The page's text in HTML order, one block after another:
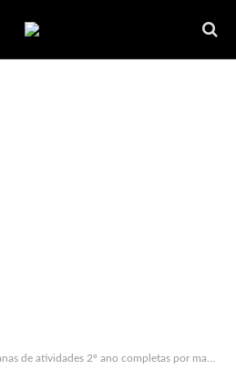
2º ano completas por matérias com GABARITO para baixar em PDF gratuito